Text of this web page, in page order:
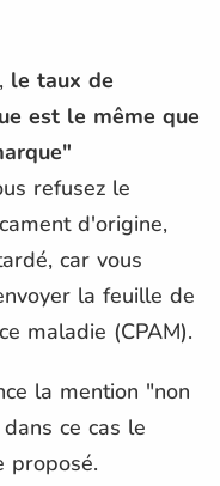
le taux de
est le même que
refusez le
d'origine,
car vous
la feuille de
maladie (CPAM).
la mention "non
ce cas le
proposé.